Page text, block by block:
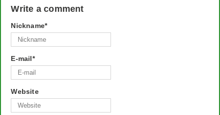
Write a comment
Nickname*
E-mail*
Website